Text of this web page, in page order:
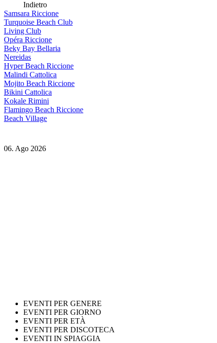
Indietro
Samsara Riccione
Turquoise Beach Club
Living Club
Opéra Riccione
Beky Bay Bellaria
Nereidas
Hyper Beach Riccione
Malindi Cattolica
Mojito Beach Riccione
Bikini Cattolica
Kokale Rimini
Flamingo Beach Riccione
Beach Village
06. Ago 2026
EVENTI PER GENERE
EVENTI PER GIORNO
EVENTI PER ETÀ
EVENTI PER DISCOTECA
EVENTI IN SPIAGGIA